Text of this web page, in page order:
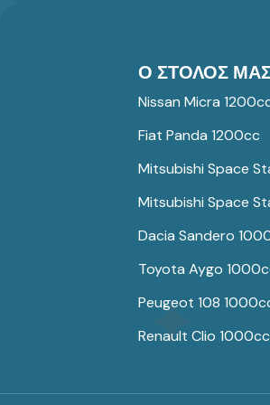
Ο ΣΤΟΛΟΣ
Nissan Micra
Fiat Panda 1200cc
Mitsubishi Space
Mitsubishi Space
Dacia Sandero
Toyota Aygo
Peugeot 108
Renault Clio 1000cc